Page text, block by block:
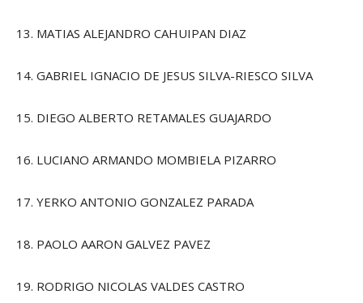
13. MATIAS ALEJANDRO CAHUIPAN DIAZ
14. GABRIEL IGNACIO DE JESUS SILVA-RIESCO SILVA
15. DIEGO ALBERTO RETAMALES GUAJARDO
16. LUCIANO ARMANDO MOMBIELA PIZARRO
17. YERKO ANTONIO GONZALEZ PARADA
18. PAOLO AARON GALVEZ PAVEZ
19. RODRIGO NICOLAS VALDES CASTRO